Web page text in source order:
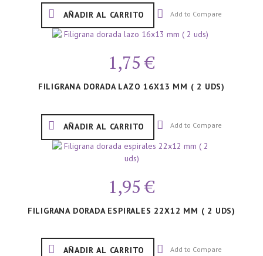
AÑADIR AL CARRITO Add to Compare
1,75 €
FILIGRANA DORADA LAZO 16X13 MM ( 2 UDS)
AÑADIR AL CARRITO Add to Compare
1,95 €
FILIGRANA DORADA ESPIRALES 22X12 MM ( 2 UDS)
AÑADIR AL CARRITO Add to Compare